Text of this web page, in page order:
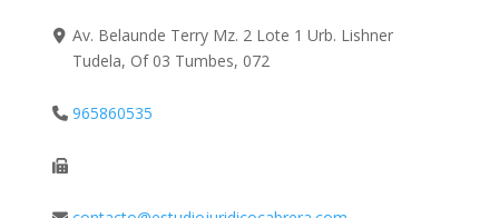
Av. Belaunde Terry Mz. 2 Lote 1 Urb. Lishner
Tudela, Of 03 Tumbes, 072
965860535